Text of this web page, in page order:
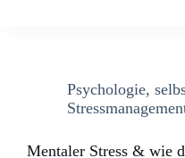
Psychologie,
Mentaler Stress & wie